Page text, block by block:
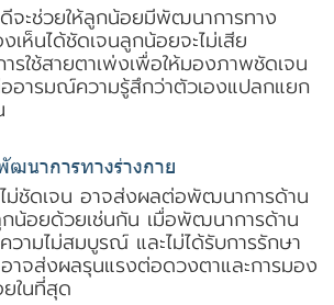
จะช่วยให้ลูกน้อยมีพัฒนาการทาง
ห็นได้ชัดเจนลูกน้อยจะไม่เสีย
รใช้สายตาเพ่งเพื่อให้มองภาพชัดเจน
อารมณ์ความรู้สึกว่าตัวเองแปลกแยก
นาการทางร่างกาย
ม่ชัดเจน อาจส่งผลต่อพัฒนาการด้าน
น้อยด้วยเช่นกัน เมื่อพัฒนาการด้าน
วามไม่สมบูรณ์ และไม่ได้รับการรักษา
จส่งผลรุนแรงต่อดวงตาและการมอง
ในที่สุด